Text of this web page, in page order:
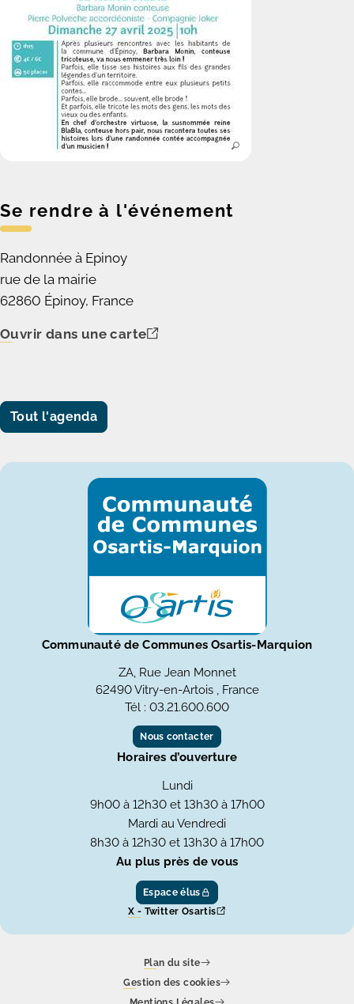
Se rendre à l'événement
Randonnée à Epinoy
rue de la mairie
62860 Épinoy, France
Ouvrir dans une carte
Tout l'agenda
Communauté de Communes Osartis-Marquion
ZA, Rue Jean Monnet
62490 Vitry-en-Artois , France
Tél : 03.21.600.600
Nous contacter
Horaires d’ouverture
Lundi
9h00 à 12h30 et 13h30 à 17h00
Mardi au Vendredi
8h30 à 12h30 et 13h30 à 17h00
Au plus près de vous
Espace élus
X - Twitter Osartis
Plan du site
Gestion des cookies